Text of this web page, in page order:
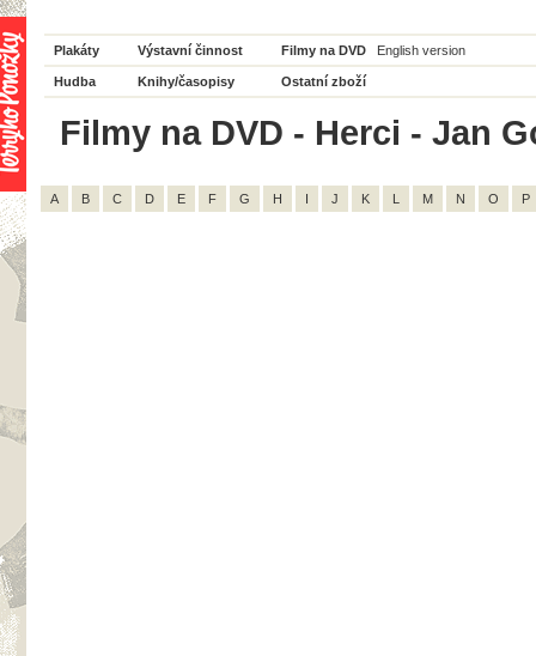
Plakáty Výstavní činnost Filmy na DVD English version
Hudba Knihy/časopisy Ostatní zboží
Filmy na DVD - Herci - Jan
A B C D E F G H I J K L M N O P